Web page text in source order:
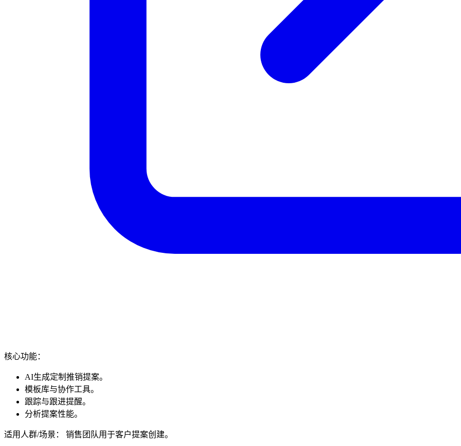
核心功能：
AI生成定制推销提案。
模板库与协作工具。
跟踪与跟进提醒。
分析提案性能。
适用人群/场景： 销售团队用于客户提案创建。